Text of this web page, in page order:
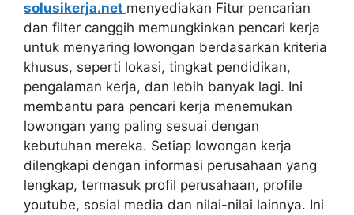
solusikerja.net menyediakan Fitur pencarian
dan filter canggih memungkinkan pencari kerja
untuk menyaring lowongan berdasarkan kriteria
khusus, seperti lokasi, tingkat pendidikan,
pengalaman kerja, dan lebih banyak lagi. Ini
membantu para pencari kerja menemukan
lowongan yang paling sesuai dengan
kebutuhan mereka. Setiap lowongan kerja
dilengkapi dengan informasi perusahaan yang
lengkap, termasuk profil perusahaan, profile
youtube, sosial media dan nilai-nilai lainnya. Ini